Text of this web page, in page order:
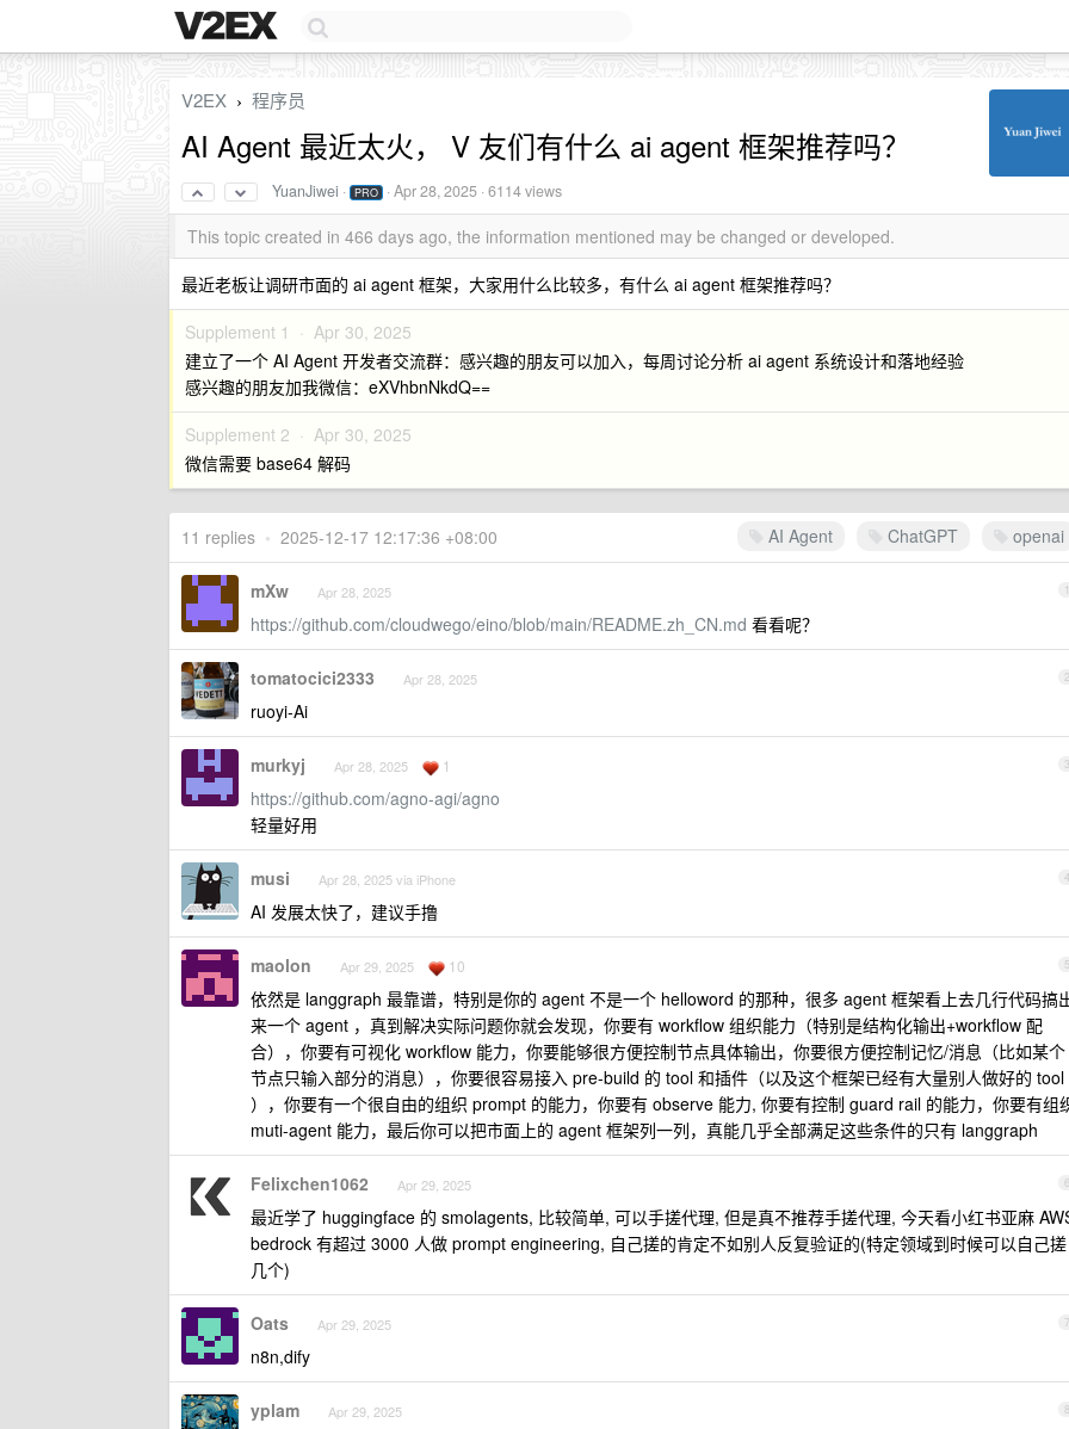
V2EX › 程序员
AI Agent 最近太火， V 友们有什么 ai agent 框架推荐吗？
YuanJiwei · PRO ·Apr 28, 2025 · 6114 views
This topic created in 466 days ago, the information mentioned may be changed or developed.
最近老板让调研市面的 ai agent 框架，大家用什么比较多，有什么 ai agent 框架推荐吗？
Supplement 1 · Apr 30, 2025
建立了一个 AI Agent 开发者交流群：感兴趣的朋友可以加入，每周讨论分析 ai agent 系统设计和落地经验
感兴趣的朋友加我微信：eXVhbnNkdQ==
Supplement 2 · Apr 30, 2025
微信需要 base64 解码
AI Agent ChatGPT openai
11 replies • 2025-12-17 12:17:36 +08:00
1
mXw Apr 28, 2025
https://github.com/cloudwego/eino/blob/main/README.zh_CN.md 看看呢？
2
tomatocici2333 Apr 28, 2025
ruoyi-Ai
3
murkyj Apr 28, 2025 1
https://github.com/agno-agi/agno
轻量好用
4
musi Apr 28, 2025 via iPhone
AI 发展太快了，建议手撸
5
maolon Apr 29, 2025 10
依然是 langgraph 最靠谱，特别是你的 agent 不是一个 helloword 的那种，很多 agent 框架看上去几行代码搞
来一个 agent ，真到解决实际问题你就会发现，你要有 workflow 组织能力（特别是结构化输出+workflow 配
合），你要有可视化 workflow 能力，你要能够很方便控制节点具体输出，你要很方便控制记忆/消息（比如某个
节点只输入部分的消息），你要很容易接入 pre-build 的 tool 和插件（以及这个框架已经有大量别人做好的 tool
），你要有一个很自由的组织 prompt 的能力，你要有 observe 能力, 你要有控制 guard rail 的能力，你要有组
muti-agent 能力，最后你可以把市面上的 agent 框架列一列，真能几乎全部满足这些条件的只有 langgraph
6
Felixchen1062 Apr 29, 2025
最近学了 huggingface 的 smolagents, 比较简单, 可以手搓代理, 但是真不推荐手搓代理, 今天看小红书亚麻
bedrock 有超过 3000 人做 prompt engineering, 自己搓的肯定不如别人反复验证的(特定领域到时候可以自己搓
几个)
7
Oats Apr 29, 2025
n8n,dify
8
yplam Apr 29, 2025